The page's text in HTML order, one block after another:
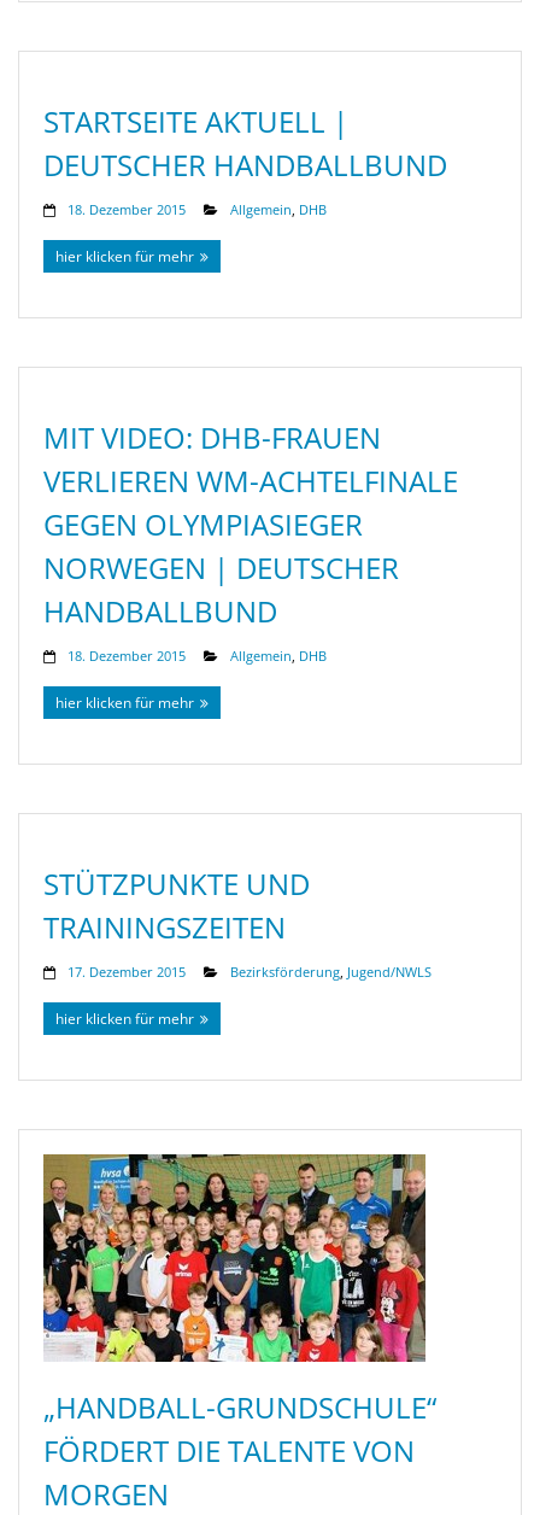
STARTSEITE AKTUELL |
DEUTSCHER HANDBALLBUND
18. Dezember 2015 Allgemein DHB
hier klicken für mehr
MIT VIDEO: DHB-FRAUEN
VERLIEREN WM-ACHTELFINALE
GEGEN OLYMPIASIEGER
NORWEGEN | DEUTSCHER
HANDBALLBUND
18. Dezember 2015 Allgemein DHB
hier klicken für mehr
STÜTZPUNKTE UND
TRAININGSZEITEN
17. Dezember 2015 Bezirksförderung Jugend/NWLS
hier klicken für mehr
„HANDBALL-GRUNDSCHULE“
FÖRDERT DIE TALENTE VON
MORGEN